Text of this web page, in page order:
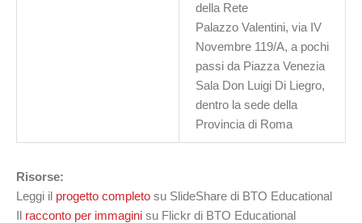
della Rete
Palazzo Valentini, via IV
Novembre 119/A, a pochi
passi da Piazza Venezia
Sala Don Luigi Di Liegro,
dentro la sede della
Provincia di Roma
Risorse:
Leggi il progetto completo su SlideShare di BTO Educational
Il racconto per immagini su Flickr di BTO Educational